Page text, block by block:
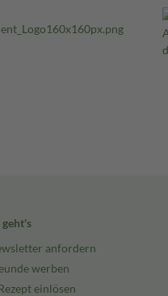
geht's
anfordern
werben
einlösen